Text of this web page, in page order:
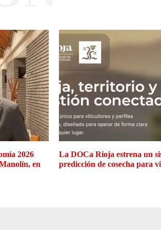
2026
en
La DOCa Rioja estrena un
predicción de cosecha para